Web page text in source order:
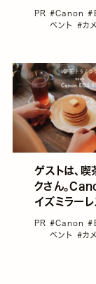
イベント参
PR #Canon
ベント #カ
ゲストは、喫
クさん。
イズミラーレ
EOS R8を
間体験でき
PR #Canon
ベント #カ